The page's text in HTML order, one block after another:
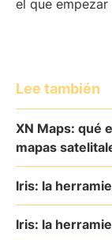
el que
Lee también
XN Maps: qué
mapas
Iris: la
Iris: la